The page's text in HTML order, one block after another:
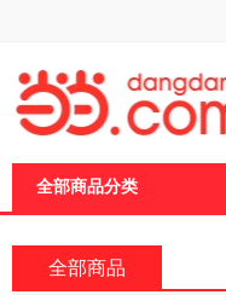
全部商品分类
全部商品
页